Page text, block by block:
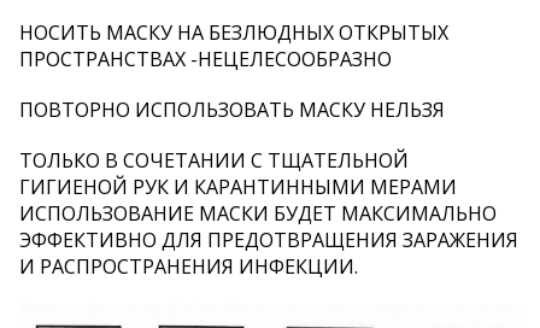
НОСИТЬ МАСКУ НА БЕЗЛЮДНЫХ ОТКРЫТЫХ
ПРОСТРАНСТВАХ -НЕЦЕЛЕСООБРАЗНО
ПОВТОРНО ИСПОЛЬЗОВАТЬ МАСКУ НЕЛЬЗЯ
ТОЛЬКО В СОЧЕТАНИИ С ТЩАТЕЛЬНОЙ
ГИГИЕНОЙ РУК И КАРАНТИННЫМИ МЕРАМИ
ИСПОЛЬЗОВАНИЕ МАСКИ БУДЕТ МАКСИМАЛЬНО
ЭФФЕКТИВНО ДЛЯ ПРЕДОТВРАЩЕНИЯ ЗАРАЖЕНИЯ
И РАСПРОСТРАНЕНИЯ ИНФЕКЦИИ.